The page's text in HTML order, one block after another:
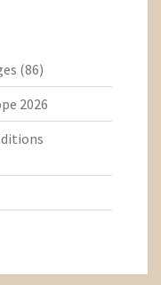
(86)
2026